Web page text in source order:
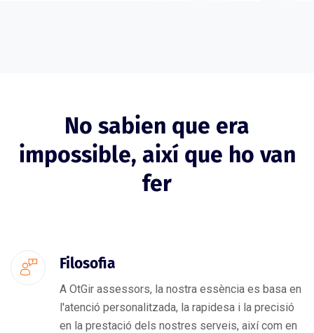
No sabien que era
impossible, així que ho van
fer
Filosofia
A OtGir assessors, la nostra essència es basa en
l'atenció personalitzada, la rapidesa i la precisió
en la prestació dels nostres serveis, així com en